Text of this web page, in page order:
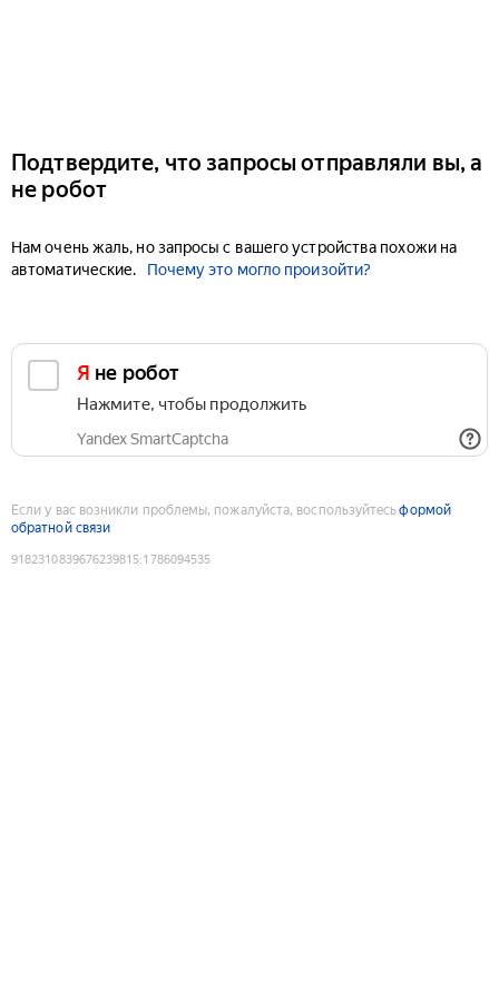
Подтвердите, что запросы отправляли вы, а
не робот
Нам очень жаль, но запросы с вашего устройства похожи на
автоматические.
Почему это могло произойти?
Я не робот
Нажмите, чтобы продолжить
Yandex SmartCaptcha
Если у вас возникли проблемы, пожалуйста, воспользуйтесьформой
обратной связи
9182310839676239815:1786094535